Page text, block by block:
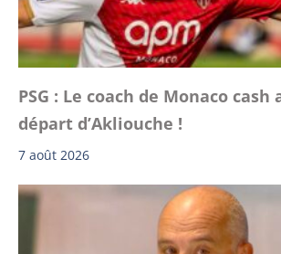
PSG : Le coach de Monaco cash
départ d’Akliouche !
7 août 2026